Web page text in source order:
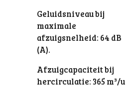
Geluidsniveau bij
maximale
afzuigsnelheid: 64 dB
(A).
Afzuigcapaciteit bij
hercirculatie: 365 m³/u